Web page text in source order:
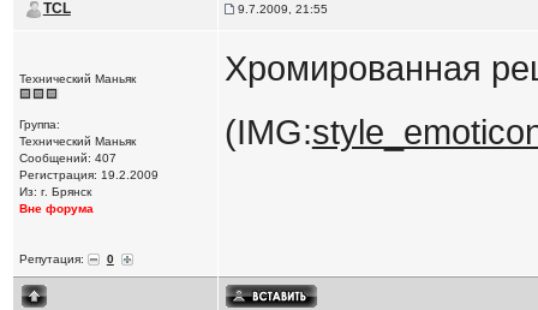
TCL 9.7.2009, 21:55
Технический Маньяк
Группа:
Технический Маньяк
Сообщений: 407
Регистрация: 19.2.2009
Из: г. Брянск
Вне форума
Репутация: 0
Хромированная
(IMG: